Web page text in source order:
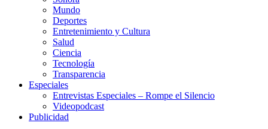
Mundo
Deportes
Entretenimiento y Cultura
Salud
Ciencia
Tecnología
Transparencia
Especiales
Entrevistas Especiales – Rompe el Silencio
Videopodcast
Publicidad